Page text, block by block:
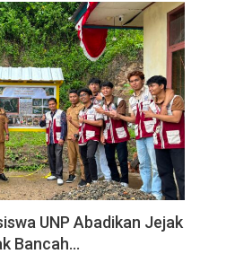
UNP Abadikan Jejak
Bancah…